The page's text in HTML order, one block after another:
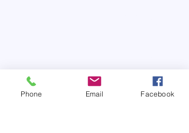
Phone Email Facebook